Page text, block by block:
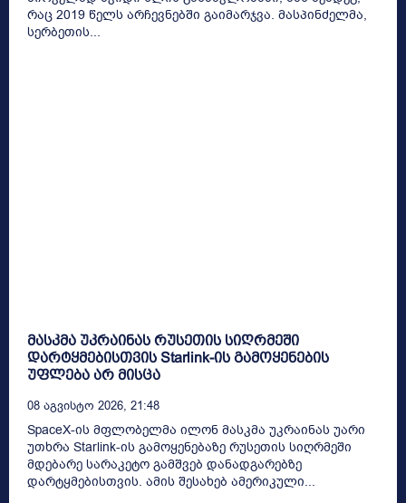
რაც 2019 წელს არჩევნებში გაიმარჯვა. მასპინძელმა,
სერბეთის...
მასკმა უკრაინას რუსეთის სიღრმეში
დარტყმებისთვის Starlink-ის გამოყენების
უფლება არ მისცა
08 Აგვისტო 2026, 21:48
SpaceX-ის მფლობელმა ილონ მასკმა უკრაინას უარი
უთხრა Starlink-ის გამოყენებაზე რუსეთის სიღრმეში
მდებარე სარაკეტო გამშვებ დანადგარებზე
დარტყმებისთვის. ამის შესახებ ამერიკული...